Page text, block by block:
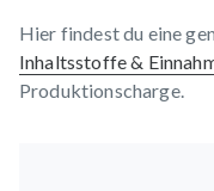
Hier findest du eine
Inhaltsstoffe &
Produktionscharge.